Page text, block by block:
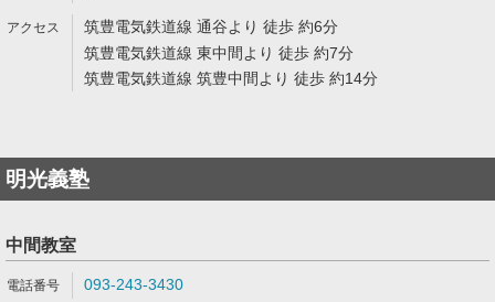
筑豊電気鉄道線 通谷より 徒歩 約6分
筑豊電気鉄道線 東中間より 徒歩 約7分
筑豊電気鉄道線 筑豊中間より 徒歩 約14分
明光義塾
中間教室
093-243-3430